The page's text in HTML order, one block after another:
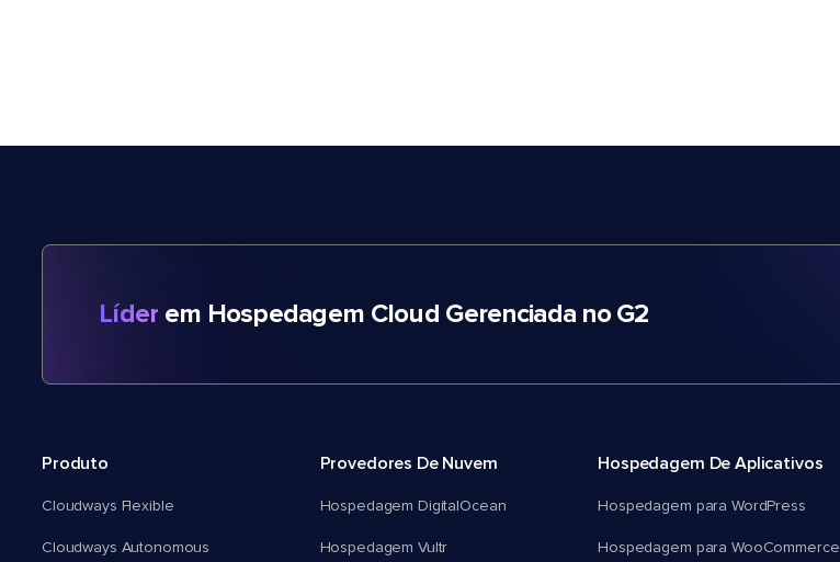
Líder em Hospedagem Cloud Gerenciada no G2
Produto
Cloudways Flexible
Cloudways Autonomous
Provedores De Nuvem
Hospedagem DigitalOcean
Hospedagem Vultr
Hospedagem De Aplicativos
Hospedagem para WordPress
Hospedagem para WooCommerce